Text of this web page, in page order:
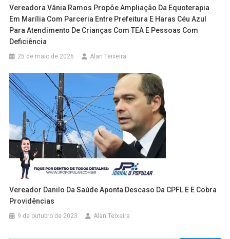
Vereadora Vânia Ramos Propõe Ampliação Da Equoterapia
Em Marília Com Parceria Entre Prefeitura E Haras Céu Azul
Para Atendimento De Crianças Com TEA E Pessoas Com
Deficiência
25 de maio de 2026 Alan Teixeira
Vereador Danilo Da Saúde Aponta Descaso Da CPFL E E Cobra
Providências
9 de outubro de 2023 Alan Teixeira